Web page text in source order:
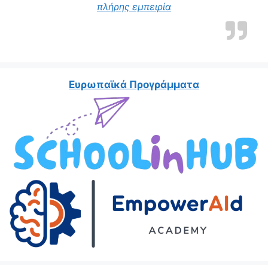
πλήρης εμπειρία
Ευρωπαϊκά Προγράμματα